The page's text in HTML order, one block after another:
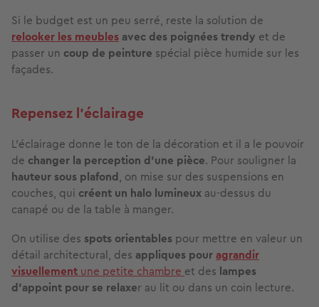
Si le budget est un peu serré, reste la solution de
relooker les meubles avec des poignées trendy et de
passer un coup de peinture spécial pièce humide sur les
façades.
Repensez l’éclairage
L’éclairage donne le ton de la décoration et il a le pouvoir
de changer la perception d’une pièce. Pour souligner la
hauteur sous plafond, on mise sur des suspensions en
couches, qui créent un halo lumineux au-dessus du
canapé ou de la table à manger.
On utilise des spots orientables pour mettre en valeur un
détail architectural, des appliques pouragrandir
visuellement une petite chambre et des lampes
d’appoint pour se relaxer au lit ou dans un coin lecture.